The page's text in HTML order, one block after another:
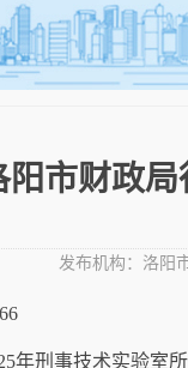
阳市财政
发布机构： 洛阳
年刑事技术实验室